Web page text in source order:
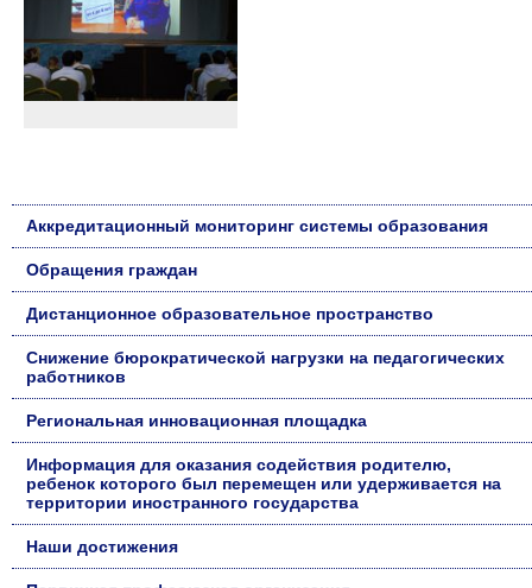
Аккредитационный мониторинг системы образования
Обращения граждан
Дистанционное образовательное пространство
Снижение бюрократической нагрузки на педагогических
работников
Региональная инновационная площадка
Информация для оказания содействия родителю,
ребенок которого был перемещен или удерживается на
территории иностранного государства
Наши достижения